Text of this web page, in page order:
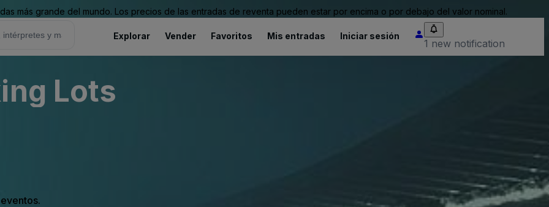
más grande del mundo. Los precios de las entradas de reventa pueden estar por encima o por debajo del valor nominal.
Explorar Vender Favoritos Mis entradas Iniciar sesión
1 new notification
Lots